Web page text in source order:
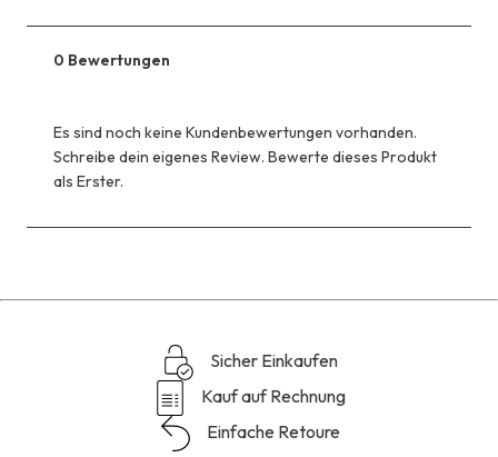
159,99 €
0 Bewertungen
Es sind noch keine Kundenbewertungen vorhanden.
Schreibe dein eigenes Review. Bewerte dieses Produkt
als Erster.
Sicher Einkaufen
Kauf auf Rechnung
Einfache Retoure